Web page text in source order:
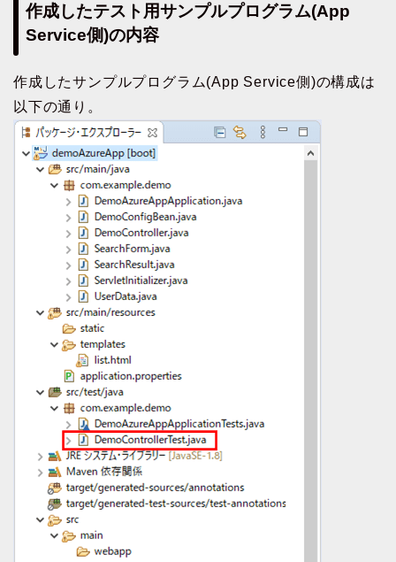
作成したテスト用サンプルプログラム(App
Service側)の内容
作成したサンプルプログラム(App Service側)の構成は
以下の通り。